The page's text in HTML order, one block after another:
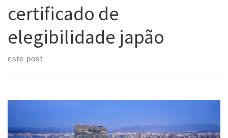
certificado de
elegibilidade japão
este post